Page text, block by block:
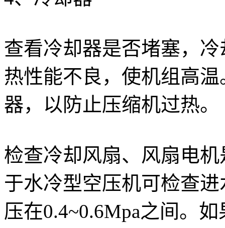
查看冷却器是否堵塞，
热性能不良，使机组高
器，以防止压缩机过热。
检查冷却风扇、风扇电
于水冷型空压机可检查
压在0.4~0.6Mpa之间。